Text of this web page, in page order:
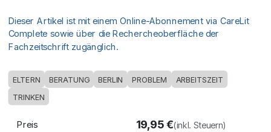
Dieser Artikel ist mit einem Online-Abonnement via CareLit
Complete sowie über die Rechercheoberfläche der
Fachzeitschrift zugänglich.
ELTERN BERATUNG BERLIN PROBLEM ARBEITSZEIT
TRINKEN
Preis 19,95€(inkl. Steuern)